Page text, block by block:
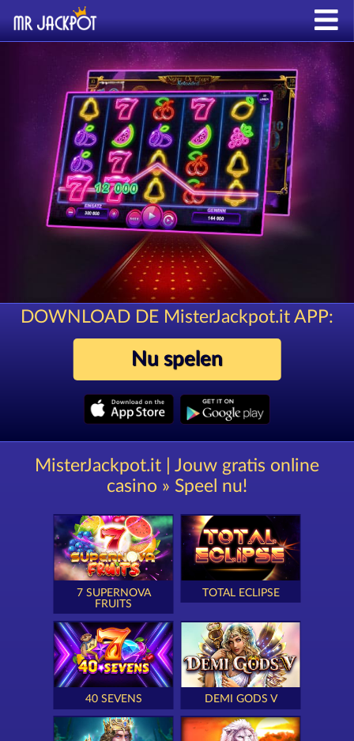
DOWNLOAD DE MisterJackpot.it APP:
Nu spelen
MisterJackpot.it | Jouw gratis online
casino » Speel nu!
7 SUPERNOVA
FRUITS
TOTAL ECLIPSE
40 SEVENS DEMI GODS V